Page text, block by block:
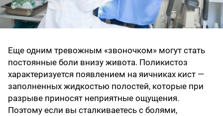
Еще одним тревожным «звоночком» могут стать
постоянные боли внизу живота. Поликистоз
характеризуется появлением на яичниках кист —
заполненных жидкостью полостей, которые при
разрыве приносят неприятные ощущения.
Поэтому если вы сталкиваетесь с болями,